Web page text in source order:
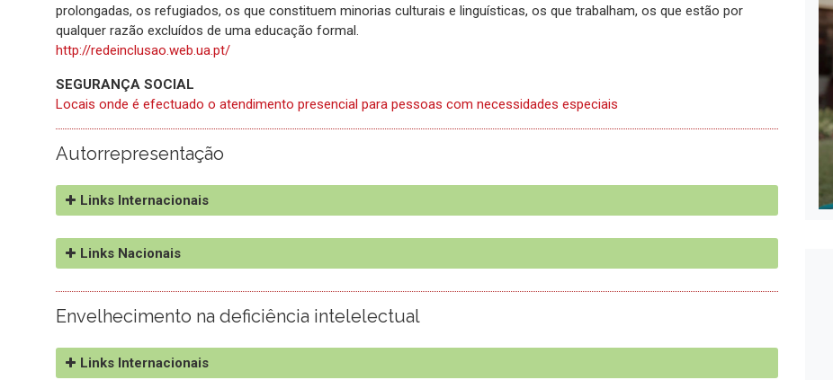
prolongadas, os refugiados, os que constituem minorias culturais e linguísticas, os que trabalham, os que estão por
qualquer razão excluídos de uma educação formal.
http://redeinclusao.web.ua.pt/
SEGURANÇA SOCIAL
Locais onde é efectuado o atendimento presencial para pessoas com necessidades especiais
Autorrepresentação
Links Internacionais
http://www.selfadvocacy.org/
http://www.peoplefirstltd.com/
http://www.feaps.org/programas/autogestores.htm
Links Nacionais
http://www.appacdmcoimbra.pt/
http://autorepresentantescerciag.blogspot.com/
Envelhecimento na deficiência intelelectual
Links Internacionais